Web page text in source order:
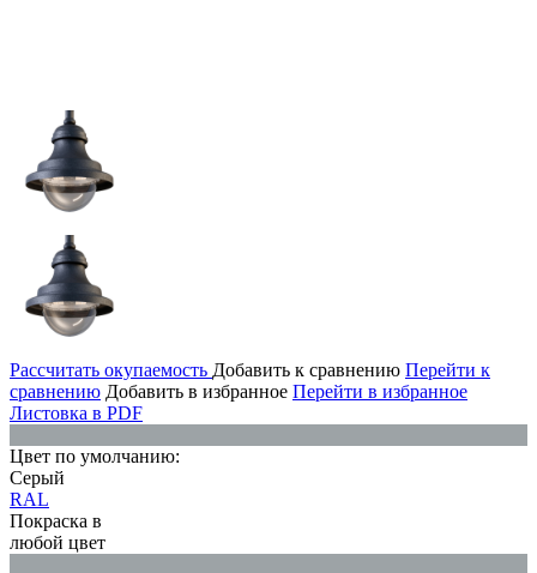
Рассчитать окупаемость Добавить к сравнению Перейти к
сравнению Добавить в избранное Перейти в избранное
Листовка в PDF
Цвет по умолчанию:
Серый
RAL
Покраска в
любой цвет